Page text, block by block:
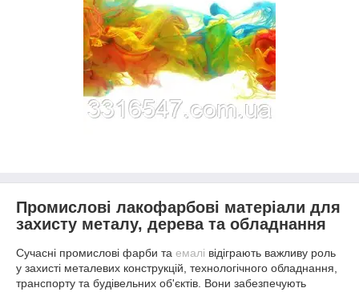
Промислові лакофарбові матеріали для
захисту металу, дерева та обладнання
Сучасні промислові фарби та емалі відіграють важливу роль
у захисті металевих конструкцій, технологічного обладнання,
транспорту та будівельних об'єктів. Вони забезпечують